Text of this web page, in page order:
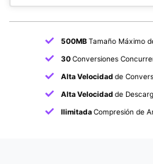
500MBTamaño Máximo
30Conversiones
Alta Velocidad de
Alta Velocidad de
IlimitadaCompresión de